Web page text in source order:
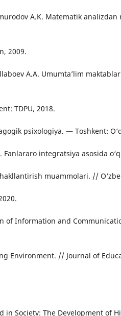
A.K. Matematik
2009.
A.A. Umumta’lim
TDPU, 2018.
psixologiya. — Toshkent:
Fanlararo integratsiya asosida
muammolari. //
of Information and
Environment. // Journal of
in Society: The Development of